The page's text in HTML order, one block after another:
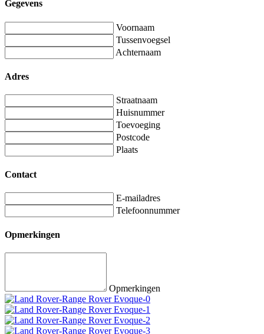
Gegevens
Voornaam
Tussenvoegsel
Achternaam
Adres
Straatnaam
Huisnummer
Toevoeging
Postcode
Plaats
Contact
E-mailadres
Telefoonnummer
Opmerkingen
Opmerkingen